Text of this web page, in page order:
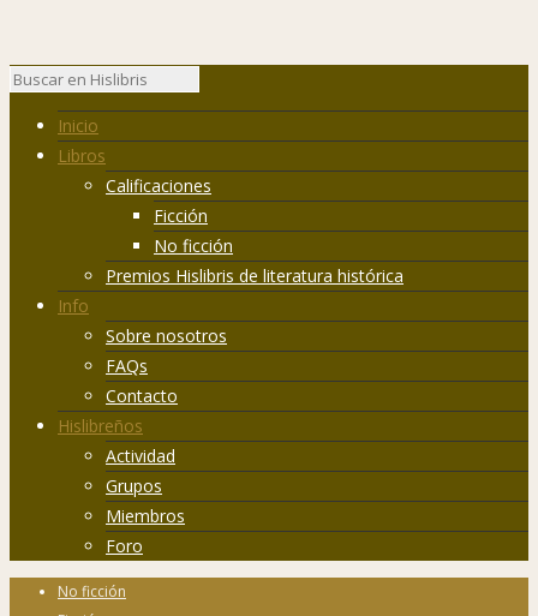
Inicio
Libros
Calificaciones
Ficción
No ficción
Premios Hislibris de literatura histórica
Info
Sobre nosotros
FAQs
Contacto
Hislibreños
Actividad
Grupos
Miembros
Foro
No ficción